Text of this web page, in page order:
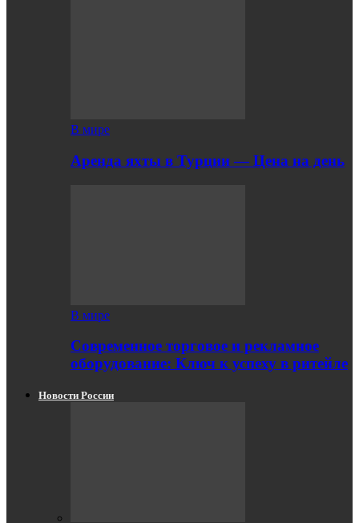
В мире
Аренда яхты в Турции — Цена на день
В мире
Современное торговое и рекламное
оборудование: Ключ к успеху в ритейле
Новости России